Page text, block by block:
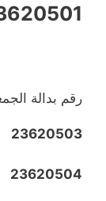
رقم بدالة
23620503
23620504